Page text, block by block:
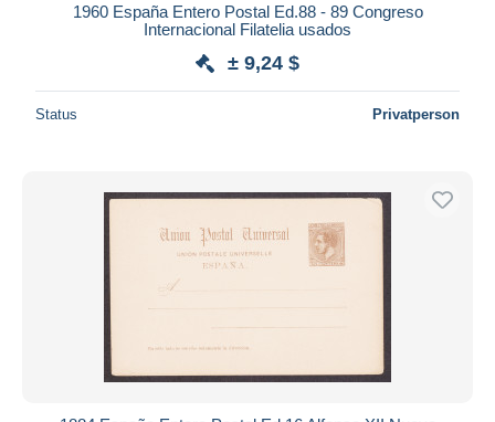
1960 España Entero Postal Ed.88 - 89 Congreso
Internacional Filatelia usados
± 9,24 $
Status Privatperson